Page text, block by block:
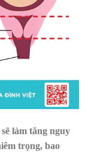
làm tăng nguy
trọng, bao